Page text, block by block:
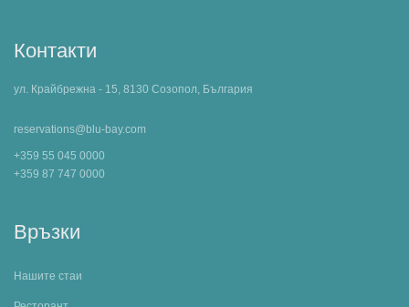
Контакти
ул. Крайбрежна - 15, 8130 Созопол, България
reservations@blu-bay.com
+359 55 045 0000
+359 87 747 0000
Връзки
Нашите стаи